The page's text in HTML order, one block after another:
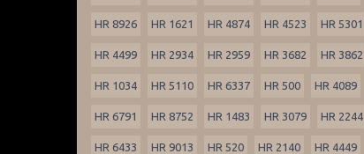
HR 8926 HR 1621 HR 4874 HR 4523 HR 5301
HR 4499 HR 2934 HR 2959 HR 3682 HR 3862
HR 1034 HR 5110 HR 6337 HR 500 HR 4089
HR 6791 HR 8752 HR 1483 HR 3079 HR 2244
HR 6433 HR 9013 HR 520 HR 2140 HR 4449